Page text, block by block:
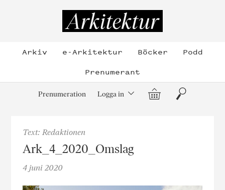
Arkiv e-Arkitektur Böcker
Podd
Prenumerant
Prenumeration Logga in Varukorg
Sök
Text: Redaktionen
Ark_4_2020_Omslag
4 juni 2020